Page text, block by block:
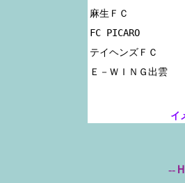
麻生ＦＣ
FC PICARO
テイヘンズＦＣ
イ
--